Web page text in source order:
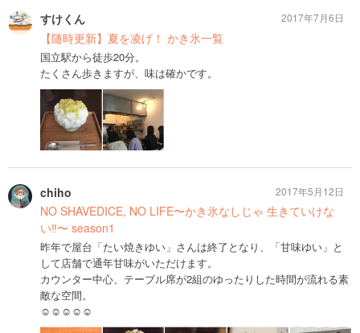
すけくん
【随時更新】夏を凌げ！ かき氷一覧
国立駅から徒歩20分。
たくさん歩きますが、味は確かです。
2017年7月6日
chiho
NO SHAVEDICE, NO LIFE〜かき氷なしじゃ 生きていけな
い‼︎〜 season1
昨年で屋台「たい焼きゆい」さんは終了となり、「甘味ゆい」と
して店舗で通年甘味がいただけます。
カウンター中心、テーブル席が2組のゆったりした時間が流れる素
敵な空間。
☺︎☺︎☺︎☺︎☺︎
2017年5月12日